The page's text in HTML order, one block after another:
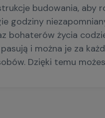
budowania,
bohaterów życia
i można je za
Dzięki temu